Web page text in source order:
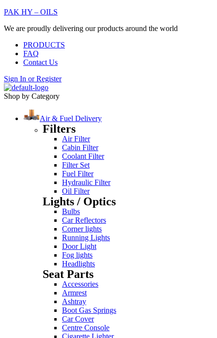
PAK HY – OILS
We are proudly delivering our products around the world
PRODUCTS
FAQ
Contact Us
Sign In orRegister
Shop by Category
Air & Fuel Delivery
Filters
Air Filter
Cabin Filter
Coolant Filter
Filter Set
Fuel Filter
Hydraulic Filter
Oil Filter
Lights / Optics
Bulbs
Car Reflectors
Corner lights
Running Lights
Door Light
Fog lights
Headlights
Seat Parts
Accessories
Armrest
Ashtray
Boot Gas Springs
Car Cover
Centre Console
Cigarette Lighter